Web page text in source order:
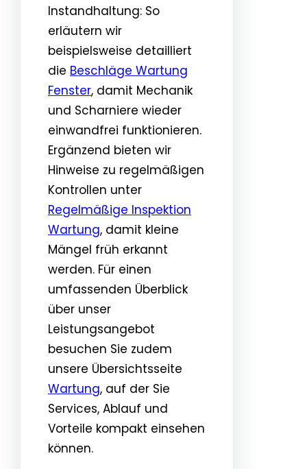
Instandhaltung: So
erläutern wir
beispielsweise detailliert
die Beschläge Wartung
Fenster, damit Mechanik
und Scharniere wieder
einwandfrei funktionieren.
Ergänzend bieten wir
Hinweise zu regelmäßigen
Kontrollen unter
Regelmäßige Inspektion
Wartung, damit kleine
Mängel früh erkannt
werden. Für einen
umfassenden Überblick
über unser
Leistungsangebot
besuchen Sie zudem
unsere Übersichtsseite
Wartung, auf der Sie
Services, Ablauf und
Vorteile kompakt einsehen
können.